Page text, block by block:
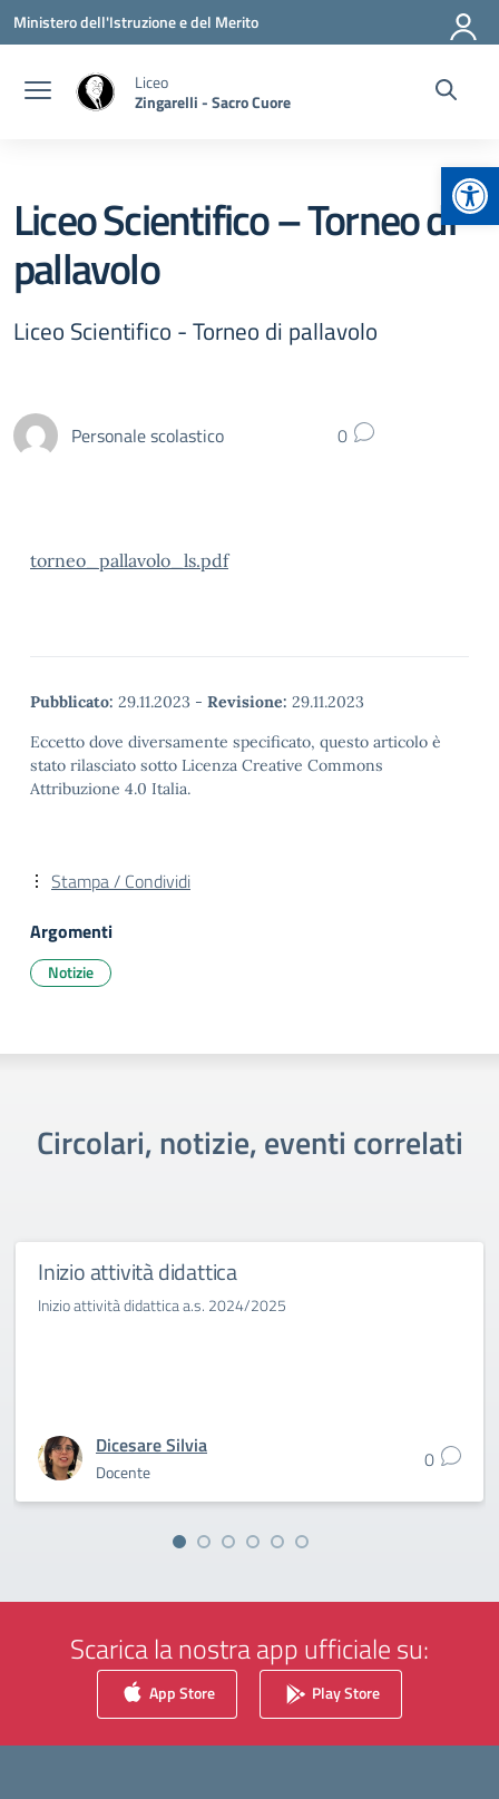
Vai ai contenuti
Vai al menu di navigazione
Vai al footer
Ministero dell'Istruzione e del Merito
Liceo
Zingarelli - Sacro Cuore
Liceo Scientifico – Torneo di
pallavolo
Liceo Scientifico - Torneo di pallavolo
Personale scolastico 0
torneo_pallavolo_ls.pdf
Pubblicato: 29.11.2023 - Revisione: 29.11.2023
Eccetto dove diversamente specificato, questo articolo è
stato rilasciato sotto Licenza Creative Commons
Attribuzione 4.0 Italia.
Stampa / Condividi
Argomenti
Notizie
Circolari, notizie, eventi correlati
Inizio attività didattica
Inizio attività didattica a.s. 2024/2025
Dicesare Silvia
Docente 0
Scarica la nostra app ufficiale su:
App Store Play Store